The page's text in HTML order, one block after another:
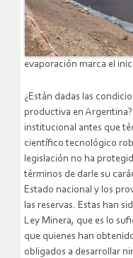
evaporación marca el
¿Están dadas las
productiva en
institucional antes que
científico tecnológico
legislación no ha
términos de darle su
Estado nacional y los
las reservas. Estas han
Ley Minera, que es lo
que quienes han
obligados a desarrollar